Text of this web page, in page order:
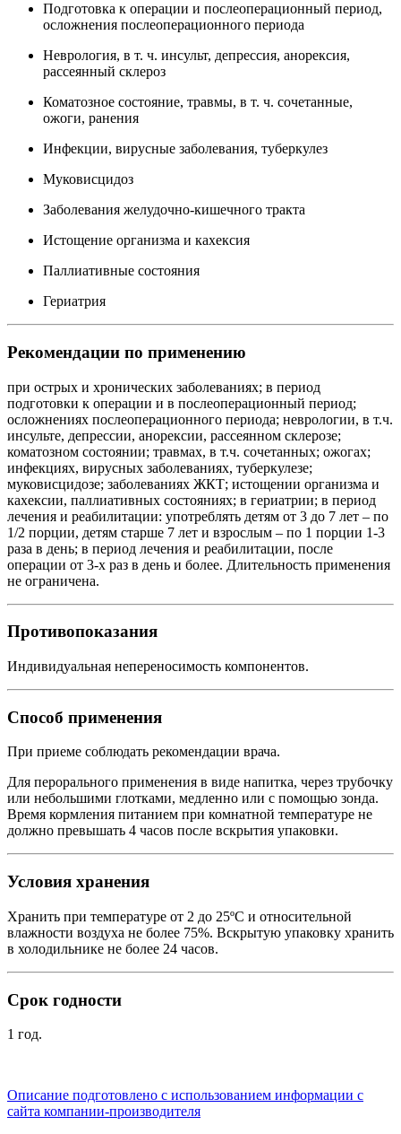
Подготовка к операции и послеоперационный период,
осложнения послеоперационного периода
Неврология, в т. ч. инсульт, депрессия, анорексия,
рассеянный склероз
Коматозное состояние, травмы, в т. ч. сочетанные,
ожоги, ранения
Инфекции, вирусные заболевания, туберкулез
Муковисцидоз
Заболевания желудочно-кишечного тракта
Истощение организма и кахексия
Паллиативные состояния
Гериатрия
Рекомендации по применению
при острых и хронических заболеваниях; в период
подготовки к операции и в послеоперационный период;
осложнениях послеоперационного периода; неврологии, в т.ч.
инсульте, депрессии, анорексии, рассеянном склерозе;
коматозном состоянии; травмах, в т.ч. сочетанных; ожогах;
инфекциях, вирусных заболеваниях, туберкулезе;
муковисцидозе; заболеваниях ЖКТ; истощении организма и
кахексии, паллиативных состояниях; в гериатрии; в период
лечения и реабилитации: употреблять детям от 3 до 7 лет – по
1/2 порции, детям старше 7 лет и взрослым – по 1 порции 1-3
раза в день; в период лечения и реабилитации, после
операции от 3-х раз в день и более. Длительность применения
не ограничена.
Противопоказания
Индивидуальная непереносимость компонентов.
Способ применения
При приеме соблюдать рекомендации врача.
Для перорального применения в виде напитка, через трубочку
или небольшими глотками, медленно или с помощью зонда.
Время кормления питанием при комнатной температуре не
должно превышать 4 часов после вскрытия упаковки.
Условия хранения
Хранить при температуре от 2 до 25ºС и относительной
влажности воздуха не более 75%. Вскрытую упаковку хранить
в холодильнике не более 24 часов.
Срок годности
1 год.
Описание подготовлено с использованием информации с
сайта компании-производителя